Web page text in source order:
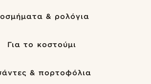
& ρολόγια
Για το κοστούμι
& πορτοφόλια